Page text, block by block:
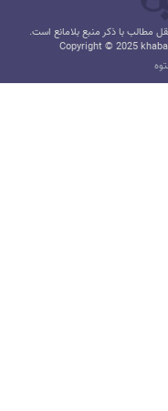
مطالب با ذکر منبع بلامانع است.
Copyright © 2025